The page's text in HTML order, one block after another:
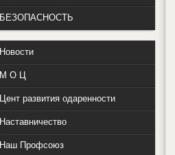
БЕЗОПАСНОСТЬ
Новости
М О Ц
Цент развития одаренности
Наставничество
Наш Профсоюз